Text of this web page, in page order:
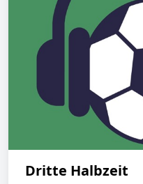
Dritte Halbzeit